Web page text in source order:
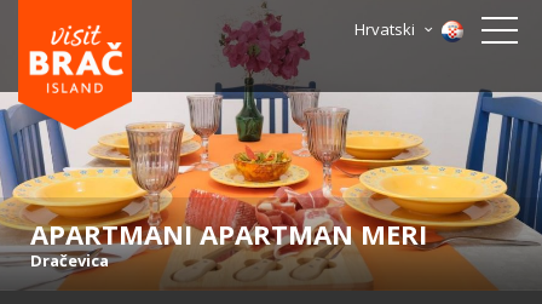
Hrvatski
APARTMANI APARTMAN MERI
Dračevica